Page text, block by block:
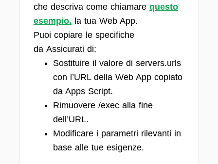
che descriva come chiamare questo
esempio. la tua Web App.
Puoi copiare le specifiche
da Assicurati di:
Sostituire il valore di servers.urls
con l’URL della Web App copiato
da Apps Script.
Rimuovere /exec alla fine
dell’URL.
Modificare i parametri rilevanti in
base alle tue esigenze.